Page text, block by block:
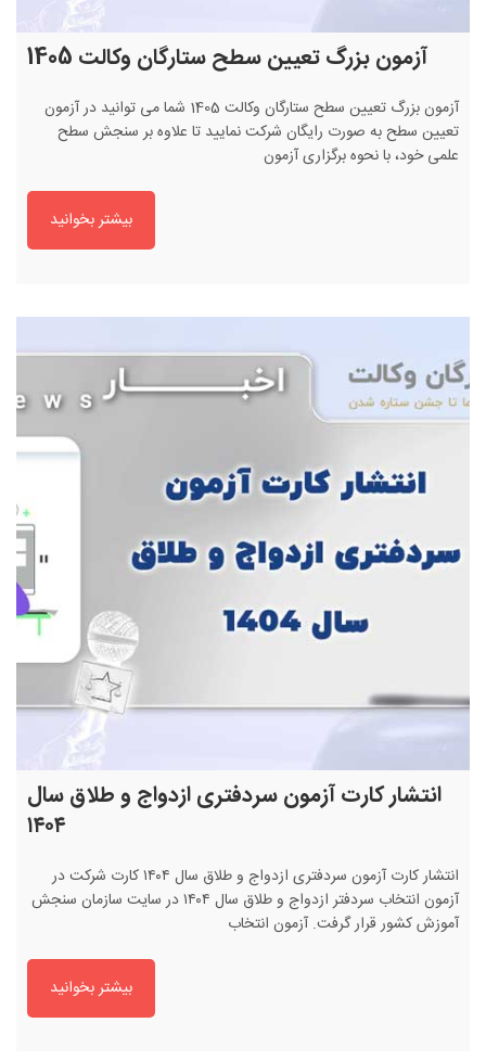
آزمون بزرگ تعیین سطح ستارگان وکالت 1405
آزمون بزرگ تعیین سطح ستارگان وکالت 1405 شما می توانید در آزمون
تعیین سطح به صورت رایگان شرکت نمایید تا علاوه بر سنجش سطح
علمی خود، با نحوه برگزاری آزمون
بیشتر بخوانید
انتشار کارت آزمون سردفتری ازدواج و طلاق سال
۱۴۰۴
انتشار کارت آزمون سردفتری ازدواج و طلاق سال ۱۴۰۴ کارت شرکت در
آزمون انتخاب سردفتر ازدواج و طلاق سال ۱۴۰۴ در سایت سازمان سنجش
آموزش کشور قرار گرفت. آزمون انتخاب
بیشتر بخوانید